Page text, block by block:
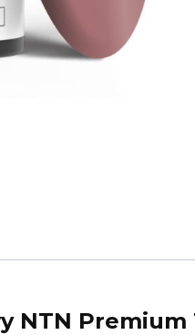
NTN Premium